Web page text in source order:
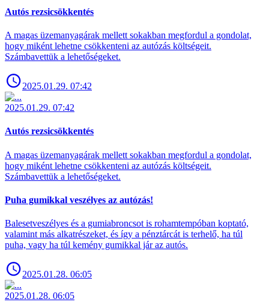
Autós rezsicsökkentés
A magas üzemanyagárak mellett sokakban megfordul a gondolat,
hogy miként lehetne csökkenteni az autózás költségeit.
Számbavettük a lehetőségeket.
2025.01.29. 07:42
2025.01.29. 07:42
Autós rezsicsökkentés
A magas üzemanyagárak mellett sokakban megfordul a gondolat,
hogy miként lehetne csökkenteni az autózás költségeit.
Számbavettük a lehetőségeket.
Puha gumikkal veszélyes az autózás!
Balesetveszélyes és a gumiabroncsot is rohamtempóban koptató,
valamint más alkatrészeket, és így a pénztárcát is terhelő, ha túl
puha, vagy ha túl kemény gumikkal jár az autós.
2025.01.28. 06:05
2025.01.28. 06:05